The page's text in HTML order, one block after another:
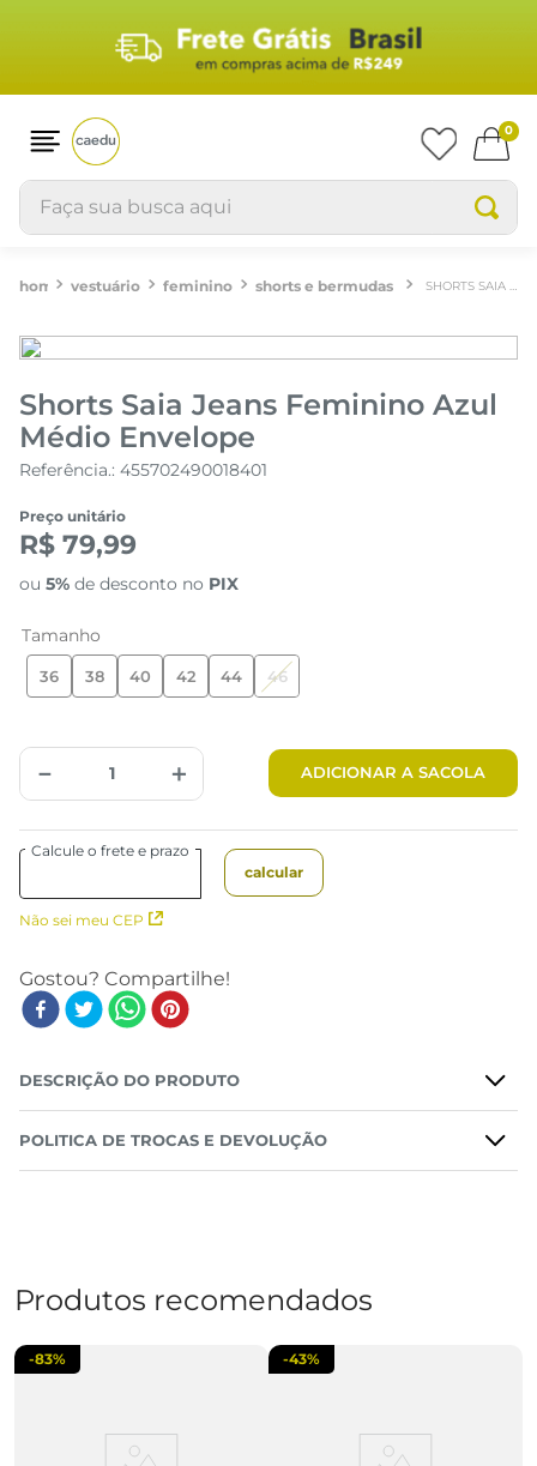
0
Faça sua busca aqui
vestuário feminino shorts e bermudas
Shorts Saia Jeans Feminino Azul
Médio Envelope
Referência.: 455702490018401
Preço unitário
R$ 79,99
ou 5% de desconto no PIX
Tamanho
36 38 40 42 44 46
＋
－ ADICIONAR A SACOLA
Não sei meu CEP
DESCRIÇÃO DO PRODUTO
POLITICA DE TROCAS E DEVOLUÇÃO
Produtos recomendados
-83% -43%